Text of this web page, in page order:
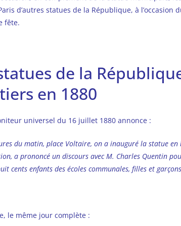
d’autres statues de la République, à
fête.
de la
en 1880
universel du 16 juillet 1880 annonce :
du matin, place Voltaire, on a inauguré la statue
a prononcé un discours avec M. Charles Quentin
cents enfants des écoles communales, filles et
le même jour complète :